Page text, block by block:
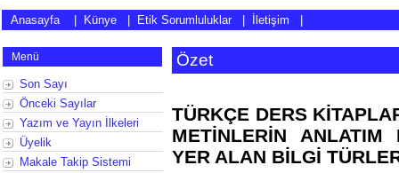
Anasayfa| Künye Etik Sorumluluklar İletişim
Menü
Son Sayı
Önceki Sayılar
Yazım ve Yayın İlkeleri
Üyelik
Makale Takip Sistemi
Özet
TÜRKÇE DERS
METİNLERİN ANLATIM
YER ALAN BİLGİ